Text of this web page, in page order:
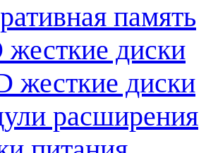
память
жесткие диски
жесткие диски
расширения